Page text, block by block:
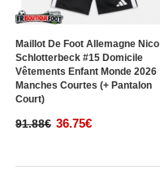
Maillot De Foot Allemagne Nico
Schlotterbeck #15 Domicile
Vêtements Enfant Monde 2026
Manches Courtes (+ Pantalon
Court)
91.88€ 36.75€